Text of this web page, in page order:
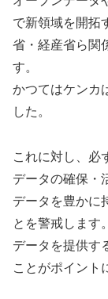
で新領域を開拓
省・経産省ら関
す。
かつてはケンカ
した。
これに対し、必
データの確保・
データを豊かに
とを警戒します。
データを提供す
ことがポイント